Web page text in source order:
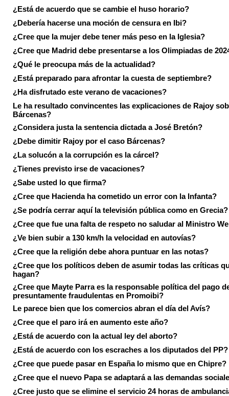
¿Está de acuerdo que se cambie el huso horario?
¿Debería hacerse una moción de censura en Ibi?
¿Cree que la mujer debe tener más peso en la Iglesia?
¿Cree que Madrid debe presentarse a los Olimpiadas de
¿Qué le preocupa más de la actualidad?
¿Está preparado para afrontar la cuesta de septiembre?
¿Ha disfrutado este verano de vacaciones?
Le ha resultado convincentes las explicaciones de Rajoy
Bárcenas?
¿Considera justa la sentencia dictada a José Bretón?
¿Debe dimitir Rajoy por el caso Bárcenas?
¿La solucón a la corrupción es la cárcel?
¿Tienes previsto irse de vacaciones?
¿Sabe usted lo que firma?
¿Cree que Hacienda ha cometido un error con la Infanta?
¿Se podría cerrar aquí la televisión pública como en Grecia?
¿Cree que fue una falta de respeto no saludar al Ministro
¿Ve bien subir a 130 km/h la velocidad en autovías?
¿Cree que la religión debe ahora puntuar en las notas?
¿Cree que los políticos deben de asumir todas las críticas
hagan?
¿Cree que Mayte Parra es la responsable política del pago
presuntamente fraudulentas en Promoibi?
Le parece bien que los comercios abran el día del Avís?
¿Cree que el paro irá en aumento este año?
¿Está de acuerdo con la actual ley del aborto?
¿Está de acuerdo con los escraches a los diputados del PP?
¿Cree que puede pasar en España lo mismo que en Chipre?
¿Cree que el nuevo Papa se adaptará a las demandas
¿Cree justo que se elimine el servicio 24 horas de